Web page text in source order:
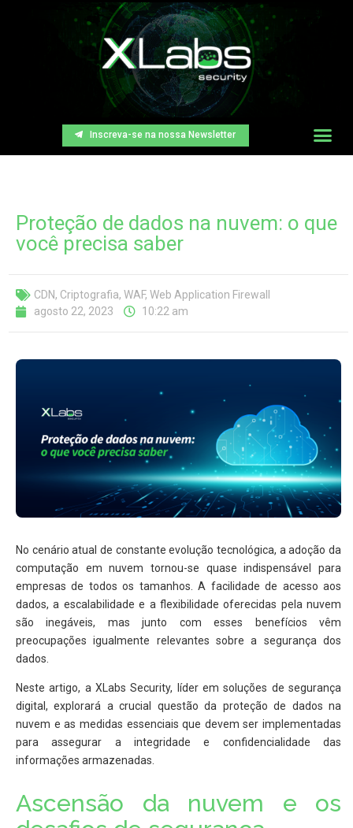
Inscreva-se na nossa Newsletter
Proteção de dados na nuvem: o que
você precisa saber
CDN, Criptografia, WAF, Web Application Firewall
agosto 22, 2023
10:22 am
No cenário atual de constante evolução tecnológica, a adoção da
computação em nuvem tornou-se quase indispensável para
empresas de todos os tamanhos. A facilidade de acesso aos
dados, a escalabilidade e a flexibilidade oferecidas pela nuvem
são inegáveis, mas junto com esses benefícios vêm
preocupações igualmente relevantes sobre a segurança dos
dados.
Neste artigo, a XLabs Security, líder em soluções de segurança
digital, explorará a crucial questão da proteção de dados na
nuvem e as medidas essenciais que devem ser implementadas
para assegurar a integridade e confidencialidade das
informações armazenadas.
Ascensão da nuvem e os